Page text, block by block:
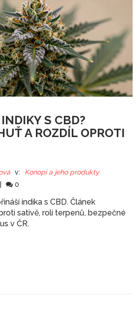
S CBD?
A ROZDÍL OPROTI
v:
Konopí a jeho produkty
0
indika s CBD. Článek
sativě, roli terpenů, bezpečné
v ČR.